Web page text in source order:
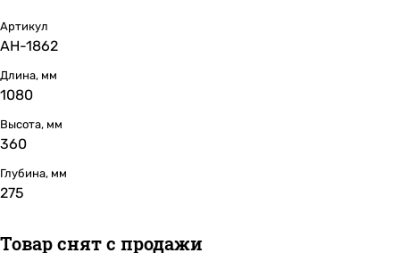
Артикул
АН-1862
Длина, мм
1080
Высота, мм
360
Глубина, мм
275
Товар снят с продажи